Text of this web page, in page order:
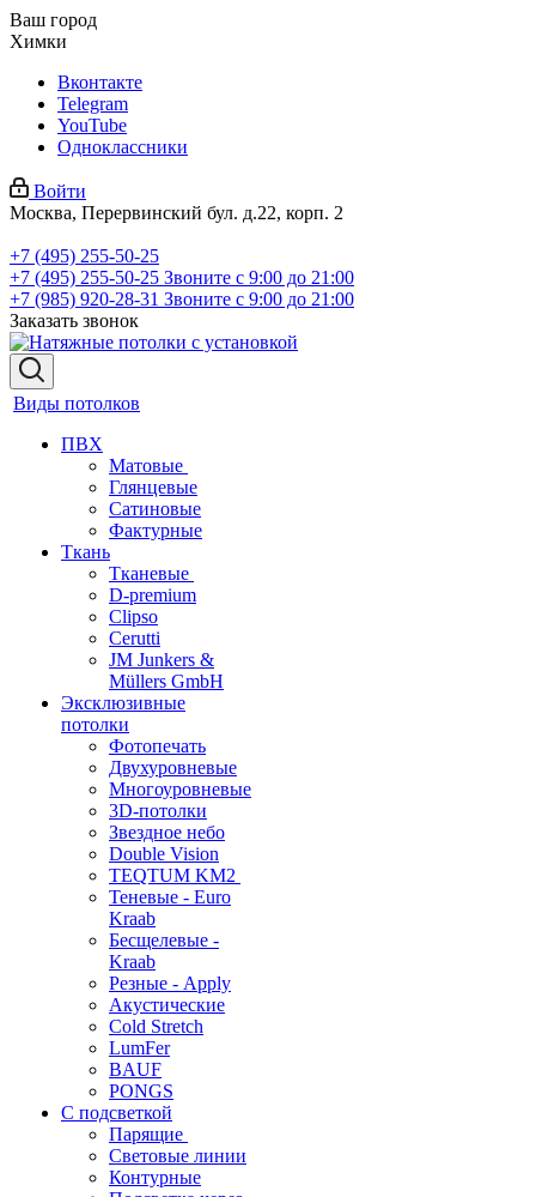
Ваш город
Химки
Вконтакте
Telegram
YouTube
Одноклассники
Войти
Москва, Перервинский бул. д.22, корп. 2
+7 (495) 255-50-25
+7 (495) 255-50-25 Звоните с 9:00 до 21:00
+7 (985) 920-28-31 Звоните с 9:00 до 21:00
Заказать звонок
Виды потолков
ПВХ
Матовые
Глянцевые
Сатиновые
Фактурные
Ткань
Тканевые
D-premium
Clipso
Cerutti
JM Junkers &
Müllers GmbH
Эксклюзивные
потолки
Фотопечать
Двухуровневые
Многоуровневые
3D-потолки
Звездное небо
Double Vision
TEQTUM KM2
Теневые - Euro
Kraab
Бесщелевые -
Kraab
Резные - Apply
Акустические
Cold Stretch
LumFer
BAUF
PONGS
С подсветкой
Парящие
Световые линии
Контурные